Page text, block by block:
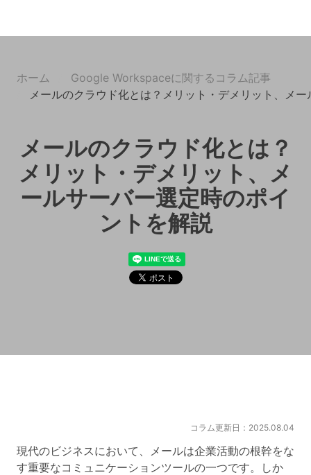
ホーム
Google Workspaceに関するコラム記事
メールのクラウド化とは？メリット・デメリット、メ
メールのクラウド化とは？
メリット・デメリット、メ
ールサーバー選定時のポイ
ントを解説
コラム更新日：2025.08.04
現代のビジネスにおいて、メールは企業活動の根幹をな
す重要なコミュニケーションツールの一つです。しか